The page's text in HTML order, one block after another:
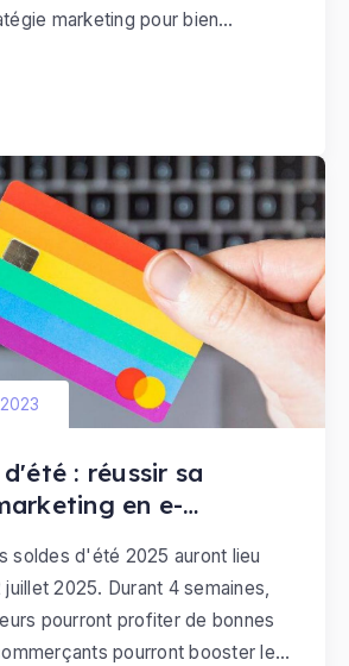
marketing pour bien
: réussir sa
en e-
soldes d'été 2025 auront lieu
juillet 2025. Durant 4 semaines,
pourront profiter de bonnes
pourront booster leur